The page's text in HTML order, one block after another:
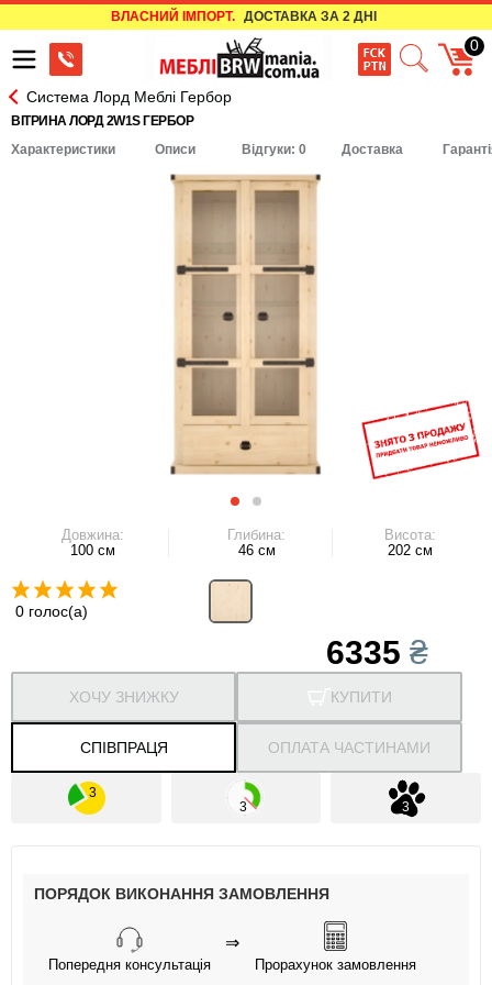
ВЛАСНИЙ ІМПОРТ. ДОСТАВКА ЗА 2 ДНІ
0
Система Лорд Меблі Гербор
ВІТРИНА ЛОРД 2W1S ГЕРБОР
Характеристики
Описи Відгуки: 0 Доставка
Довжина:
100 см
Глибина:
46 см
Висота:
202 см
0 голос(а)
6335₴
КУПИТИ
СПІВПРАЦЯ
ХОЧУ ЗНИЖКУ
ОПЛАТА ЧАСТИНАМИ
ПОРЯДОК ВИКОНАННЯ ЗАМОВЛЕННЯ
Попередня консультація
⇒
Прорахунок замовлення